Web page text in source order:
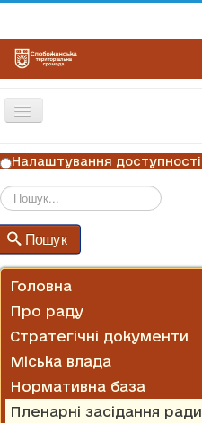
Перемикач
ГОЛОВНА
НОВИНИ
ОГОЛОШЕННЯ
ГРАФІКИ ПРИЙОМУ
Налаштування доступності
Пошук
Головна
Про раду
Стратегічні документи
Міська влада
Нормативна база
Пленарні засідання ради